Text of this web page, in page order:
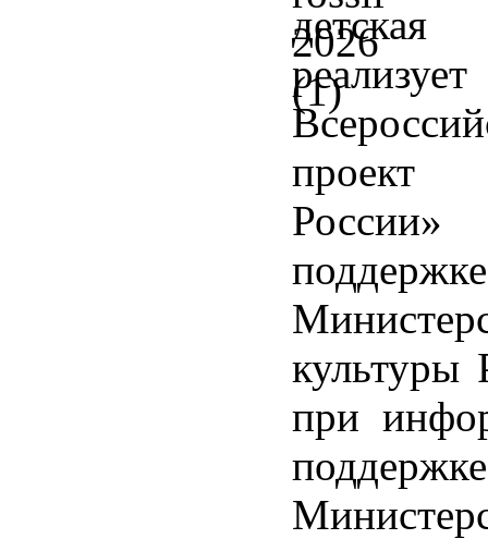
детская
реализует
проект
поддержке
культуры
при
поддержке